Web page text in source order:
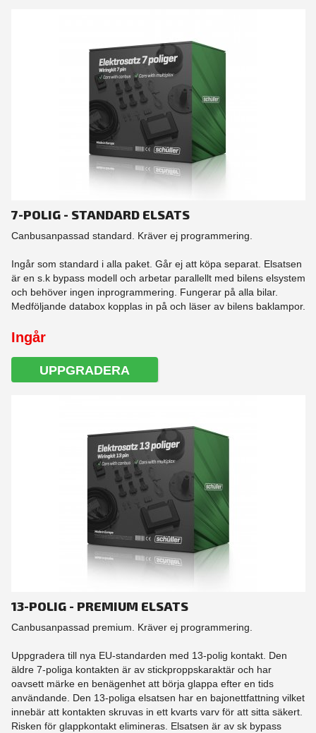
7-POLIG - STANDARD ELSATS
Canbusanpassad standard. Kräver ej programmering.
Ingår som standard i alla paket. Går ej att köpa separat. Elsatsen
är en s.k bypass modell och arbetar parallellt med bilens elsystem
och behöver ingen inprogrammering. Fungerar på alla bilar.
Medföljande databox kopplas in på och läser av bilens baklampor.
Ingår
UPPGRADERA
13-POLIG - PREMIUM ELSATS
Canbusanpassad premium. Kräver ej programmering.
Uppgradera till nya EU-standarden med 13-polig kontakt. Den
äldre 7-poliga kontakten är av stickproppskaraktär och har
oavsett märke en benägenhet att börja glappa efter en tids
användande. Den 13-poliga elsatsen har en bajonettfattning vilket
innebär att kontakten skruvas in ett kvarts varv för att sitta säkert.
Risken för glappkontakt elimineras. Elsatsen är av sk bypass